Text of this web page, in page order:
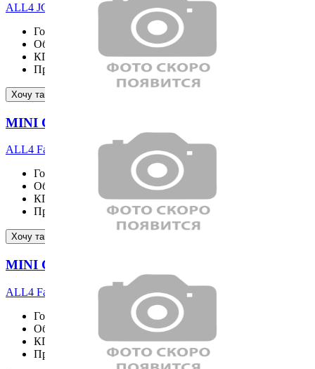
ALL4 JCW
Год выпуска
Объём двигателя
1998 см³
КПП
Пробег
Хочу такой же
MINI COOPER S COUNTRYMAN
ALL4 Favoured
Год выпуска
Объём двигателя
1998 см³
КПП
Пробег
Хочу такой же
MINI COOPER S COUNTRYMAN
ALL4 Favoured
Год выпуска
Объём двигателя
1998 см³
КПП
Пробег